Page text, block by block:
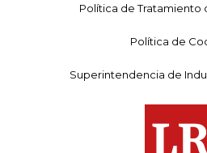
Política de Tratamiento
Política de
Superintendencia de